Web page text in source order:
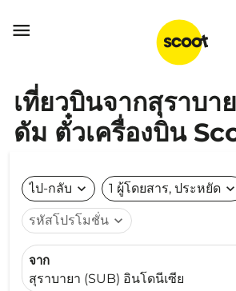

เที่ยวบินจากสุราบา
ดัม ตั๋วเครื่องบิน
ไป-กลับ expand_more 1 ผู้โดยสาร, ประหยัด expand_more
รหัสโปรโมชั่น expand_more
จาก
สุราบายา (SUB) อินโดนีเซีย